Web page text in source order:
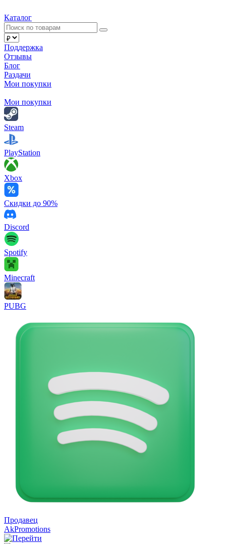
Каталог
Поддержка
Отзывы
Блог
Раздачи
Мои покупки
Мои покупки
Steam
PlayStation
Xbox
Скидки до 90%
Discord
Spotify
Minecraft
PUBG
Продавец
AkPromotions